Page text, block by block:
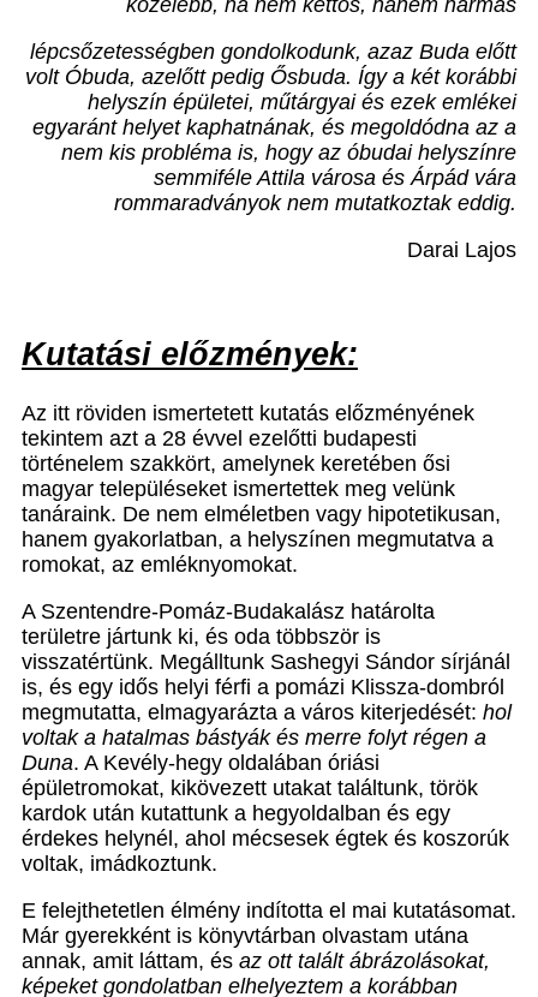
lépcsőzetességben gondolkodunk, azaz Buda előtt
volt Óbuda, azelőtt pedig Ősbuda. Így a két korábbi
helyszín épületei, műtárgyai és ezek emlékei
egyaránt helyet kaphatnának, és megoldódna az a
nem kis probléma is, hogy az óbudai helyszínre
semmiféle Attila városa és Árpád vára
rommaradványok nem mutatkoztak eddig.
Darai Lajos
Kutatási előzmények:
Az itt röviden ismertetett kutatás előzményének
tekintem azt a 28 évvel ezelőtti budapesti
történelem szakkört, amelynek keretében ősi
magyar településeket ismertettek meg velünk
tanáraink. De nem elméletben vagy hipotetikusan,
hanem gyakorlatban, a helyszínen megmutatva a
romokat, az emléknyomokat.
A Szentendre-Pomáz-Budakalász határolta
területre jártunk ki, és oda többször is
visszatértünk. Megálltunk Sashegyi Sándor sírjánál
is, és egy idős helyi férfi a pomázi Klissza-dombról
megmutatta, elmagyarázta a város kiterjedését: hol
voltak a hatalmas bástyák és merre folyt régen a
Duna. A Kevély-hegy oldalában óriási
épületromokat, kikövezett utakat találtunk, török
kardok után kutattunk a hegyoldalban és egy
érdekes helynél, ahol mécsesek égtek és koszorúk
voltak, imádkoztunk.
E felejthetetlen élmény indította el mai kutatásomat.
Már gyerekként is könyvtárban olvastam utána
annak, amit láttam, és az ott talált ábrázolásokat,
képeket gondolatban elhelyeztem a korábban